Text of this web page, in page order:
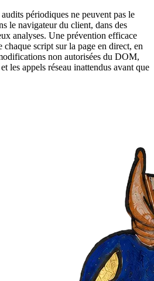
périodiques ne peuvent pas le
le navigateur du client, dans des
analyses. Une prévention efficace
script sur la page en direct, en
non autorisées du DOM,
les appels réseau inattendus avant que